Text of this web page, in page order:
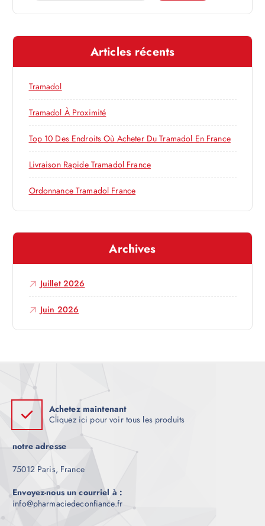
n
r
t
i
c
e
c
e
r
:
Articles récents
Tramadol
Tramadol À Proximité
Top 10 Des Endroits Où Acheter Du Tramadol En France
Livraison Rapide Tramadol France
Ordonnance Tramadol France
Archives
Juillet 2026
Juin 2026
Achetez maintenant
Cliquez ici pour voir tous les produits
notre adresse
75012 Paris, France
Envoyez-nous un courriel à :
info@pharmaciedeconfiance.fr